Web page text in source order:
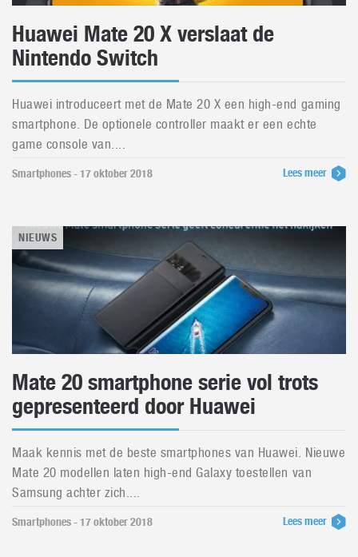
Huawei Mate 20 X verslaat de
Nintendo Switch
Huawei introduceert met de Mate 20 X een high-end gaming
smartphone. De optionele controller maakt er een echte
game console van....
Smartphones - 17 oktober 2018 Lees meer
NIEUWS
Mate 20 smartphone serie vol trots
gepresenteerd door Huawei
Maak kennis met de beste smartphones van Huawei. Nieuwe
Mate 20 modellen laten high-end Galaxy toestellen van
Samsung achter zich....
Smartphones - 17 oktober 2018 Lees meer